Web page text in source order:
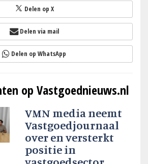
Delen op X
Delen via mail
Delen op WhatsApp
op Vastgoednieuws.nl
VMN media neemt
Vastgoedjournaal
over en versterkt
positie in